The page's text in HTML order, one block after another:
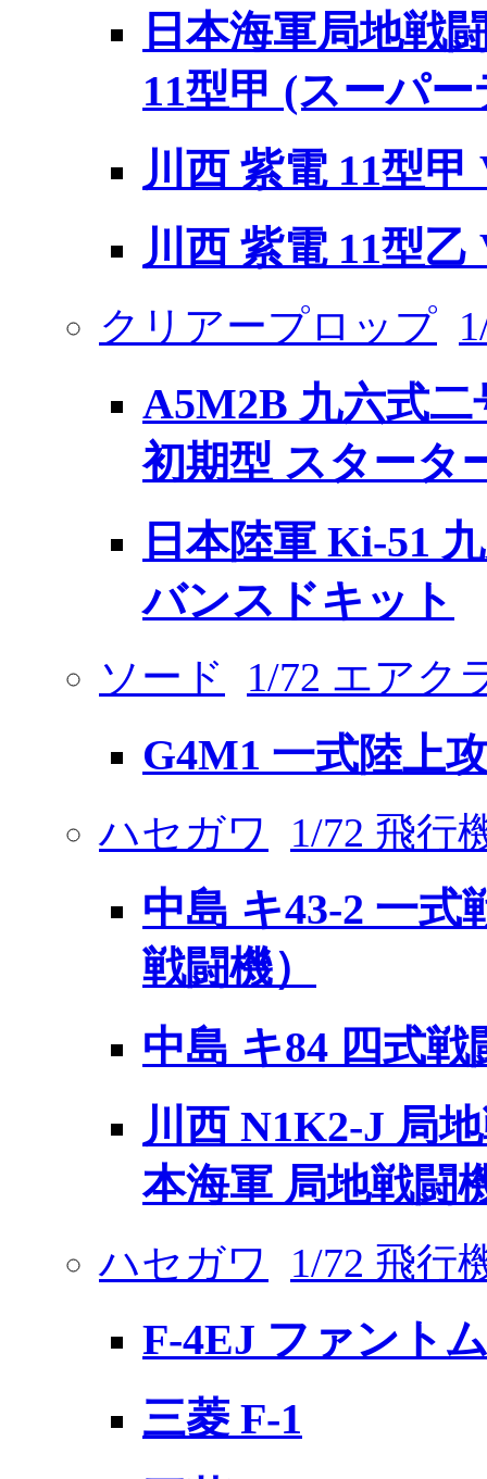
日本海軍局地戦
11型甲 (スーパ
川西 紫電 11型甲
川西 紫電 11型乙
クリアープロップ
A5M2B 九六式
初期型 スタータ
日本陸軍 Ki-51
バンスドキット
ソード 1/72 エアク
G4M1 一式陸上
ハセガワ 1/72 飛行
中島 キ43-2 一式
戦闘機）
中島 キ84 四式戦
川西 N1K2-J 局
本海軍 局地戦闘
ハセガワ 1/72 飛行
F-4EJ ファント
三菱 F-1